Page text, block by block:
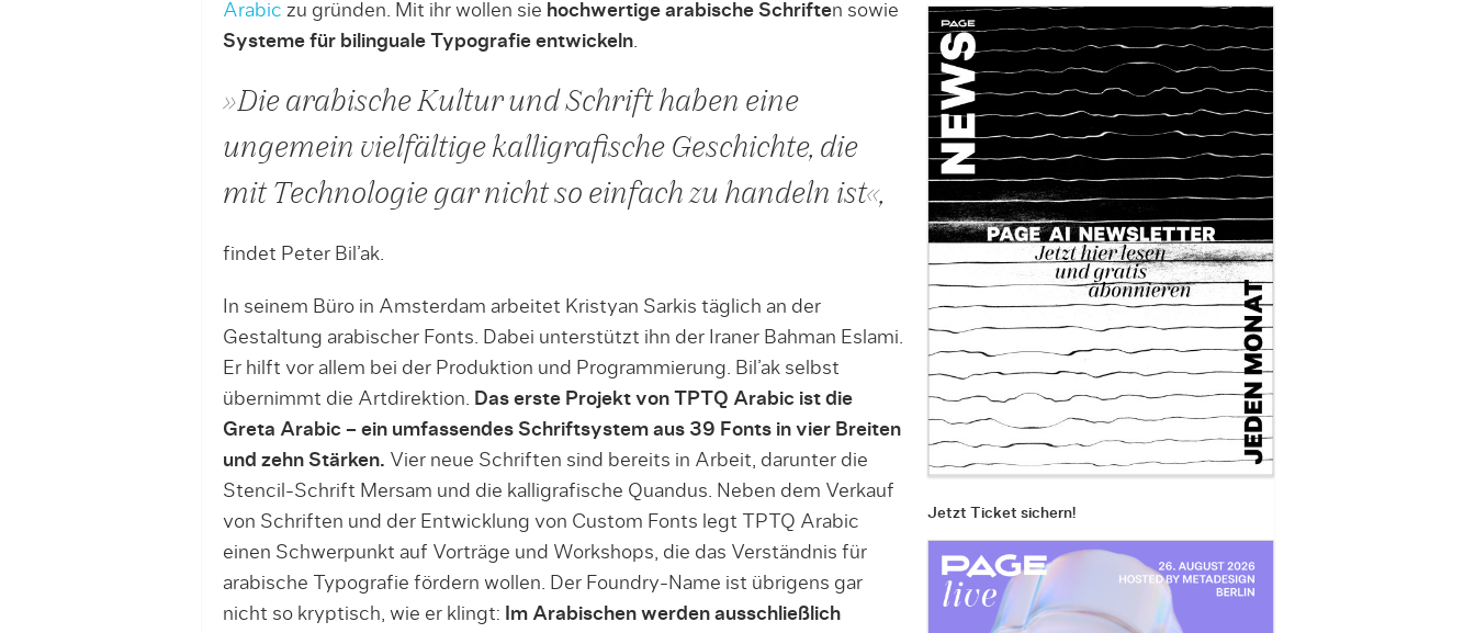
Arabic zu gründen. Mit ihr wollen sie hoch­wertige arabische Schriften sowie
Systeme für bilinguale Typografie entwickeln.
»Die arabische Kultur und Schrift haben eine
ungemein vielfältige kalligra­fische Geschichte, die
mit Technologie gar nicht so einfach zu handeln ist«,
findet Peter Bil’ak.
In seinem Büro in Amsterdam arbeitet Kristyan Sarkis täglich an der
Gestaltung arabischer Fonts. Dabei unterstützt ihn der Iraner Bahman Eslami.
Er hilft vor allem bei der Produktion und Programmierung. Bil’ak selbst
übernimmt die Artdirektion. Das erste Projekt von TPTQ Arabic ist die
Greta Arabic – ein umfassendes Schriftsystem aus 39 Fonts in vier Breiten
und zehn Stärken. Vier neue Schriften sind be­reits in Arbeit, darunter die
Stencil-Schrift Mersam und die kalligrafische Quandus. Neben dem Verkauf
von Schriften und der Entwicklung von Custom Fonts legt TPTQ Arabic
einen Schwerpunkt auf Vorträge und Workshops, die das Verständnis für
arabische Typografie fördern wollen. Der Foundry-Name ist üb­rigens gar
nicht so kryp­tisch, wie er klingt:
Im Arabischen werden ausschließlich
Jetzt Ticket sichern!